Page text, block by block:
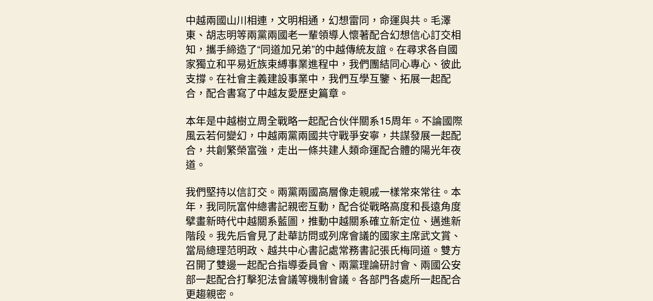
中越兩國山川相連，文明相通，幻想雷同，命運與共。毛澤
東、胡志明等兩黨兩國老一輩領導人懷著配合幻想信心訂交相
知，攜手締造了“同道加兄弟”的中越傳統友誼。在尋求各自國
家獨立和平易近族束縛事業進程中，我們團結同心專心、彼此
支撐。在社會主義建設事業中，我們互學互鑒、拓展一起配
合，配合書寫了中越友愛歷史篇章。
本年是中越樹立周全戰略一起配合伙伴關系15周年。不論國際
風云若何變幻，中越兩黨兩國共守戰爭安寧，共謀發展一起配
合，共創繁榮富強，走出一條共建人類命運配合體的陽光年夜
道。
我們堅持以信訂交。兩黨兩國高層像走親戚一樣常來常往。本
年，我同阮富仲總書記親密互動，配合從戰略高度和長遠角度
擘畫新時代中越關系藍圖，推動中越關系確立新定位、邁進新
階段。我先后會見了赴華訪問或列席會議的國家主席武文賞、
當局總理范明政、越共中心書記處常務書記張氏梅同道。雙方
召開了雙邊一起配合指導委員會、兩黨理論研討會、兩國公安
部一起配合打擊犯法會議等機制會議。各部門各處所一起配合
更趨親密。